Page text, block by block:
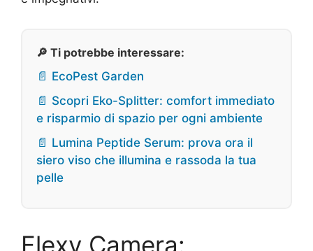
🔎 Ti potrebbe interessare:
📄 EcoPest Garden
📄 Scopri Eko-Splitter: comfort immediato
e risparmio di spazio per ogni ambiente
📄 Lumina Peptide Serum: prova ora il
siero viso che illumina e rassoda la tua
pelle
Flexy Camera: